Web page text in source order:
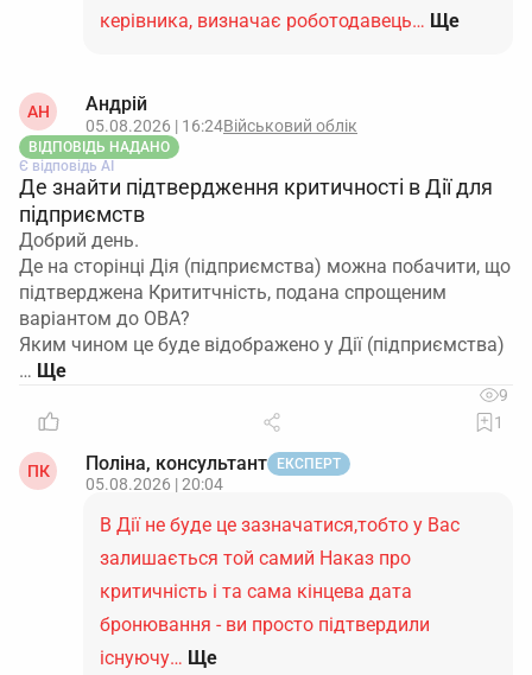
керівника, визначає роботодавець… Ще
АН Андрій
05.08.2026 | 16:24Військовий облік
ВІДПОВІДЬ НАДАНО
Є відповідь АІ
Де знайти підтвердження критичності в Дії для
підприємств
Добрий день.
Де на сторінці Дія (підприємства) можна побачити, що
підтверджена Крититчність, подана спрощеним
варіантом до ОВА?
Яким чином це буде відображено у Дії (підприємства)
…
9
1
ПК Поліна, консультант ЕКСПЕРТ
05.08.2026 | 20:04
В Дії не буде це зазначатися,тобто у Вас
залишається той самий Наказ про
критичність і та сама кінцева дата
бронювання - ви просто підтвердили
існуючу… Ще